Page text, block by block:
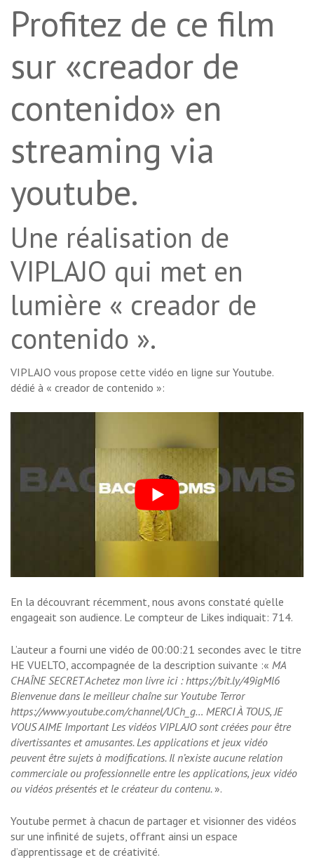
Profitez de ce film
sur «creador de
contenido» en
streaming via
youtube.
Une réalisation de
VIPLAJO qui met en
lumière « creador de
contenido ».
VIPLAJO vous propose cette vidéo en ligne sur Youtube.
dédié à « creador de contenido »:
En la découvrant récemment, nous avons constaté qu’elle
engageait son audience. Le compteur de Likes indiquait: 714.
L’auteur a fourni une vidéo de 00:00:21 secondes avec le titre
HE VUELTO, accompagnée de la description suivante :« MA
CHAÎNE SECRET Achetez mon livre ici : https://bit.ly/49igMl6
Bienvenue dans le meilleur chaîne sur Youtube Terror
https://www.youtube.com/channel/UCh_g… MERCI À TOUS, JE
VOUS AIME ImportantLes vidéos VIPLAJO sont créées pour être
divertissantes et amusantes. Les applications et jeux vidéo
peuvent être sujets à modifications. Il n’existe aucune relation
commerciale ou professionnelle entre les applications, jeux vidéo
ou vidéos présentés et le créateur du contenu. ».
Youtube permet à chacun de partager et visionner des vidéos
sur une infinité de sujets, offrant ainsi un espace
d’apprentissage et de créativité.